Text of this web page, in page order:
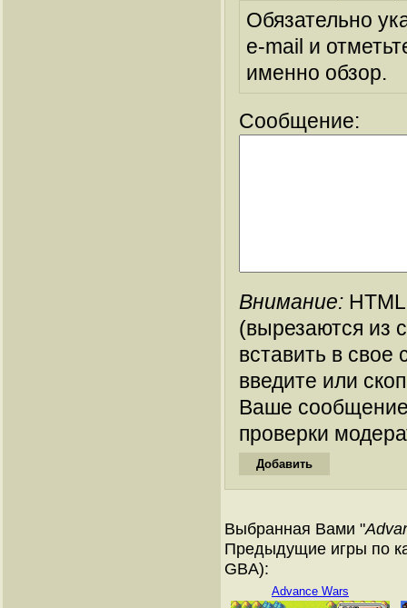
Обязательно
e-mail и
именно обзор.
Сообщение:
Внимание:
(вырезаются из
вставить в
введите или
Ваше
проверки
Выбранная Вами "
Предыдущие игры по
GBA):
Advance Wars